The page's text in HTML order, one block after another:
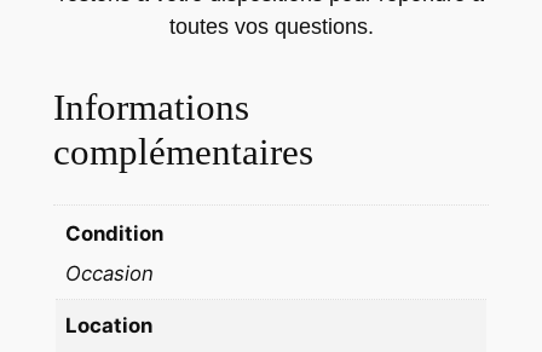
0
l
n
toutes vos questions.
Informations
complémentaires
Condition
Occasion
Location